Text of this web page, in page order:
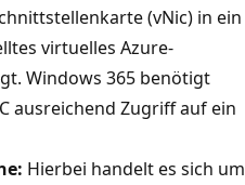
(vNic) in ein
virtuelles Azure-
Windows 365 benötigt
ausreichend Zugriff auf ein
Hierbei handelt es sich um